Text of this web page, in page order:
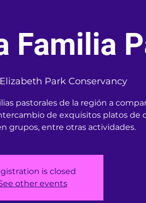
Familia
Elizabeth Park Conservancy
pastorales de la región a
de exquisitos platos de
grupos, entre otras actividades.
is closed
other events